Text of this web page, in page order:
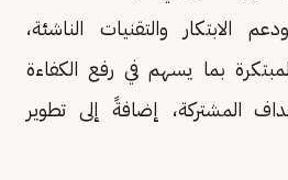
الابتكار والتقنيات الناشئة،
بما يسهم في رفع الكفاءة
المشتركة، إضافةً إلى تطوير